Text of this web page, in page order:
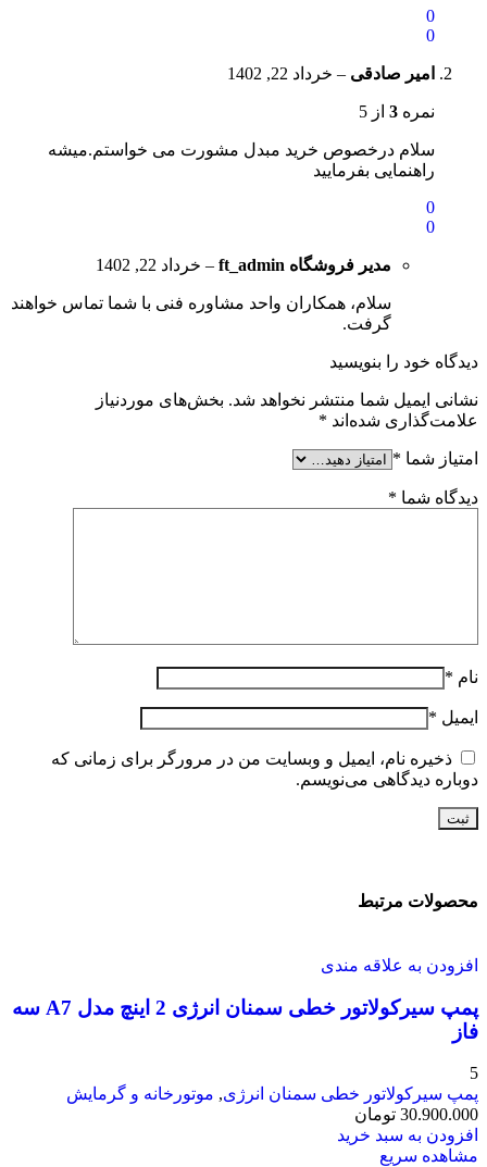
0
0
امیر صادقی – خرداد 22, 1402
نمره 3 از 5
سلام درخصوص خرید مبدل مشورت می خواستم.میشه
راهنمایی بفرمایید
0
0
مدیر فروشگاه ft_admin
– خرداد 22, 1402
سلام، همکاران واحد مشاوره فنی با شما تماس خواهند
گرفت.
دیدگاه خود را بنویسید
نشانی ایمیل شما منتشر نخواهد شد. بخش‌های موردنیاز
علامت‌گذاری شده‌اند *
امتیاز شما *
دیدگاه شما *
نام *
ایمیل *
ذخیره نام، ایمیل و وبسایت من در مرورگر برای زمانی که
دوباره دیدگاهی می‌نویسم.
محصولات مرتبط
افزودن به علاقه مندی
پمپ سیرکولاتور خطی سمنان انرژی 2 اینچ مدل A7 سه
فاز
5
پمپ سیرکولاتور خطی سمنان انرژی, موتورخانه و گرمایش
30.900.000 تومان
افزودن به سبد خرید
مشاهده سریع